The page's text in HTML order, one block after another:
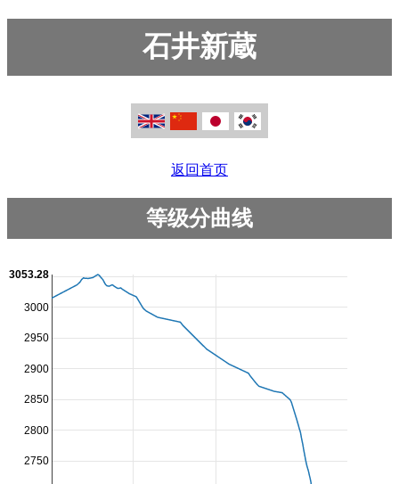
石井新蔵
返回首页
等级分曲线
2750
2800
2850
2900
2950
3000
3053.28